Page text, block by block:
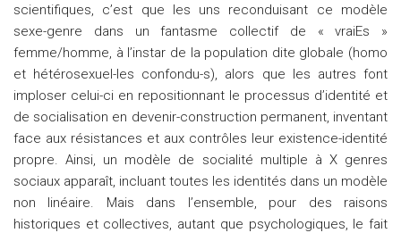
scientifiques, c’est que les uns reconduisant ce modèle
sexe-genre dans un fantasme collectif de « vraiEs »
femme/homme, à l’instar de la population dite globale (homo
et hétérosexuel-les confondu-s), alors que les autres font
imploser celui-ci en repositionnant le processus d’identité et
de socialisation en devenir-construction permanent, inventant
face aux résistances et aux contrôles leur existence-identité
propre. Ainsi, un modèle de socialité multiple à X genres
sociaux apparaît, incluant toutes les identités dans un modèle
non linéaire. Mais dans l’ensemble, pour des raisons
historiques et collectives, autant que psychologiques, le fait